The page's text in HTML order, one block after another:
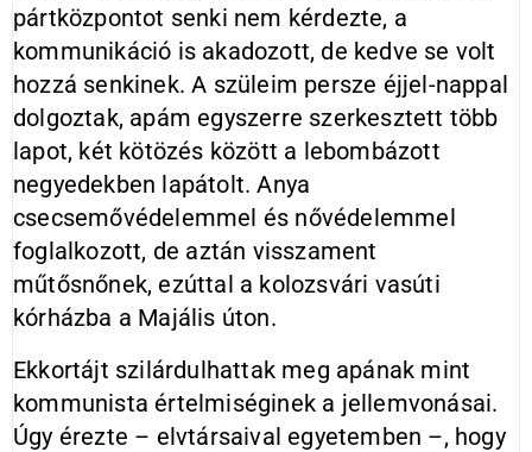
pártközpontot senki nem kérdezte, a
kommunikáció is akadozott, de kedve se volt
hozzá senkinek. A szüleim persze éjjel-nappal
dolgoztak, apám egyszerre szerkesztett több
lapot, két kötözés között a lebombázott
negyedekben lapátolt. Anya
csecsemővédelemmel és nővédelemmel
foglalkozott, de aztán visszament
műtősnőnek, ezúttal a kolozsvári vasúti
kórházba a Majális úton.
Ekkortájt szilárdulhattak meg apának mint
kommunista értelmiséginek a jellemvonásai.
Úgy érezte – elvtársaival egyetemben –, hogy